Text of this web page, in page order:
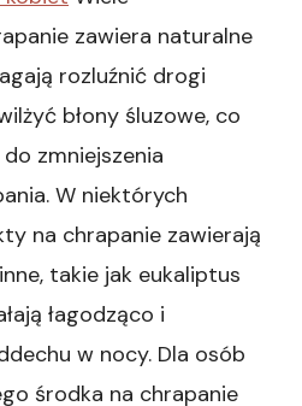
zawiera naturalne
rozluźnić drogi
błony śluzowe, co
zmniejszenia
W niektórych
na chrapanie zawierają
takie jak eukaliptus
łagodząco i
w nocy. Dla osób
środka na chrapanie